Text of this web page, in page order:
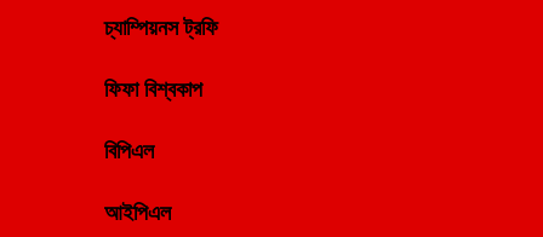
চ্যাম্পিয়নস ট্রফি
ফিফা বিশ্বকাপ
বিপিএল
আইপিএল